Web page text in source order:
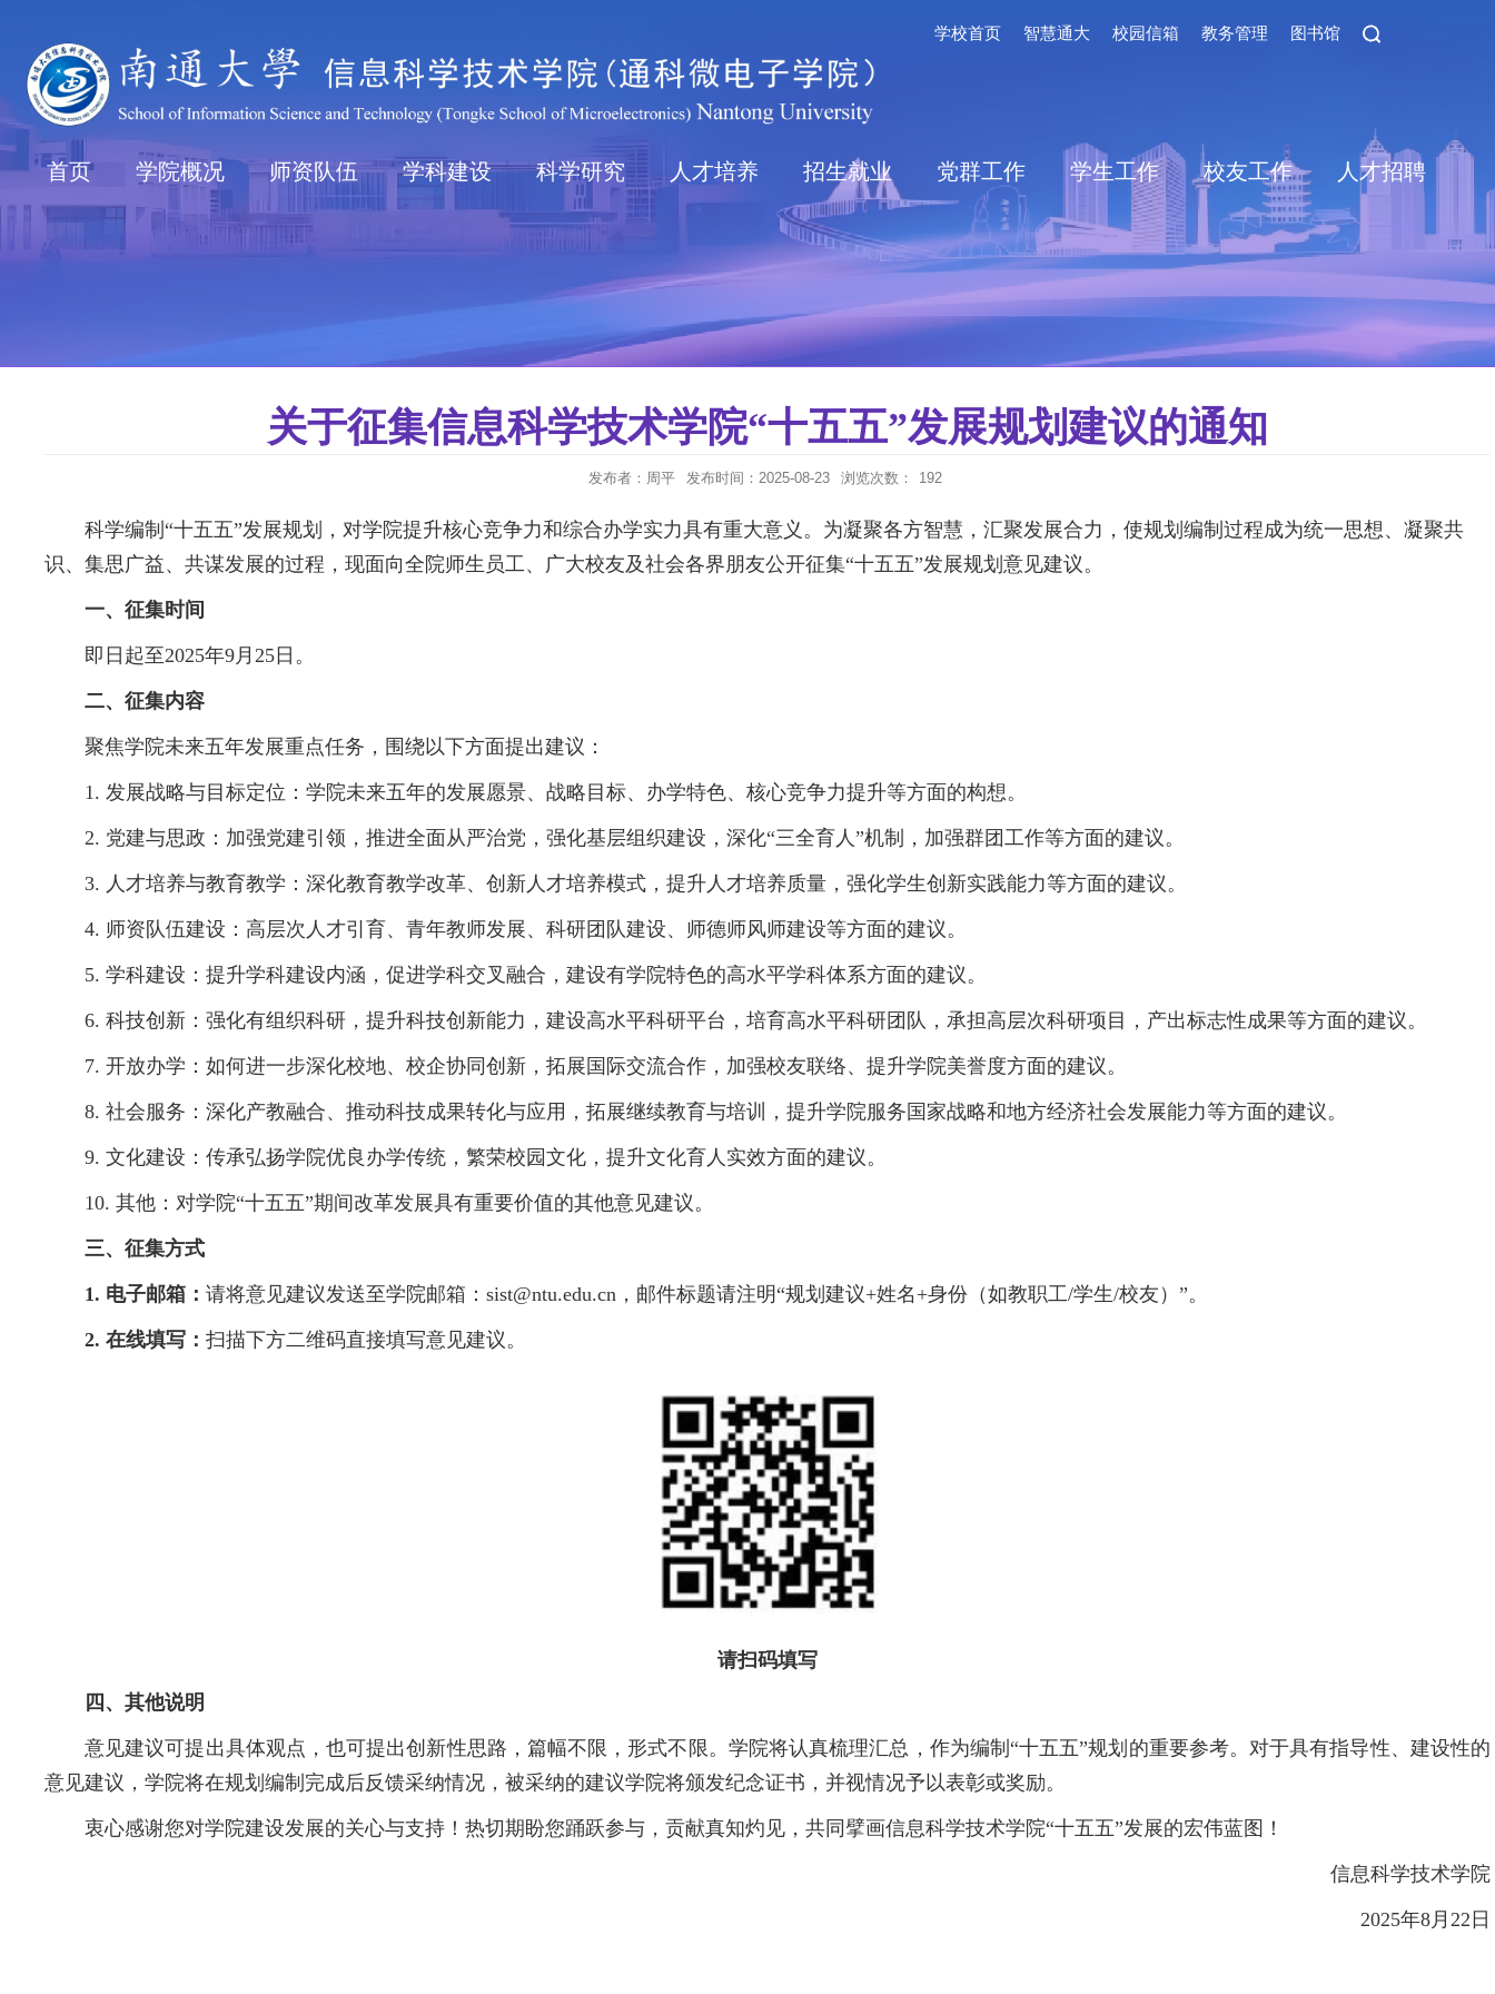
学校首页 智慧通大 校园信箱 教务管理 图书馆
首页 学院概况 师资队伍 学科建设 科学研究 人才培养 招生就业 党群工作 学生工作 校友工作 人才招聘
关于征集信息科学技术学院“十五五”发展规划建议的通知
发布者：周平 发布时间：2025-08-23 浏览次数： 192
科学编制“十五五”发展规划，对学院提升核心竞争力和综合办学实力具有重大意义。为凝聚各方智慧，汇聚发展合力，使规划编制过程成为统一思想、凝聚共
识、集思广益、共谋发展的过程，现面向全院师生员工、广大校友及社会各界朋友公开征集“十五五”发展规划意见建议。
一、征集时间
即日起至2025年9月25日。
二、征集内容
聚焦学院未来五年发展重点任务，围绕以下方面提出建议：
1. 发展战略与目标定位：学院未来五年的发展愿景、战略目标、办学特色、核心竞争力提升等方面的构想。
2. 党建与思政：加强党建引领，推进全面从严治党，强化基层组织建设，深化“三全育人”机制，加强群团工作等方面的建议。
3. 人才培养与教育教学：深化教育教学改革、创新人才培养模式，提升人才培养质量，强化学生创新实践能力等方面的建议。
4. 师资队伍建设：高层次人才引育、青年教师发展、科研团队建设、师德师风师建设等方面的建议。
5. 学科建设：提升学科建设内涵，促进学科交叉融合，建设有学院特色的高水平学科体系方面的建议。
6. 科技创新：强化有组织科研，提升科技创新能力，建设高水平科研平台，培育高水平科研团队，承担高层次科研项目，产出标志性成果等方面的建议。
7. 开放办学：如何进一步深化校地、校企协同创新，拓展国际交流合作，加强校友联络、提升学院美誉度方面的建议。
8. 社会服务：深化产教融合、推动科技成果转化与应用，拓展继续教育与培训，提升学院服务国家战略和地方经济社会发展能力等方面的建议。
9. 文化建设：传承弘扬学院优良办学传统，繁荣校园文化，提升文化育人实效方面的建议。
10. 其他：对学院“十五五”期间改革发展具有重要价值的其他意见建议。
三、征集方式
1. 电子邮箱： 请将意见建议发送至学院邮箱：sist@ntu.edu.cn，邮件标题请注明“规划建议+姓名+身份（如教职工/学生/校友）”。
2. 在线填写： 扫描下方二维码直接填写意见建议。
请扫码填写
四、其他说明
意见建议可提出具体观点，也可提出创新性思路，篇幅不限，形式不限。学院将认真梳理汇总，作为编制“十五五”规划的重要参考。对于具有指导性、建设性的
意见建议，学院将在规划编制完成后反馈采纳情况，被采纳的建议学院将颁发纪念证书，并视情况予以表彰或奖励。
衷心感谢您对学院建设发展的关心与支持！热切期盼您踊跃参与，贡献真知灼见，共同擘画信息科学技术学院“十五五”发展的宏伟蓝图！
信息科学技术学院
2025年8月22日